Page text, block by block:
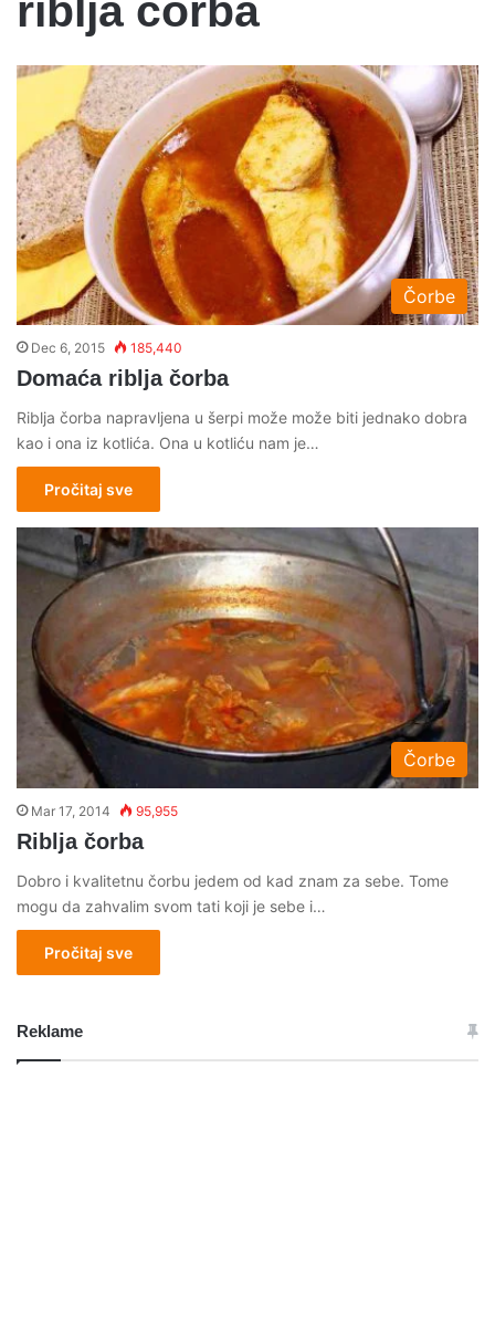
riblja corba
Čorbe
Dec 6, 2015 185,440
Domaća riblja čorba
Riblja čorba napravljena u šerpi može može biti jednako dobra
kao i ona iz kotlića. Ona u kotliću nam je…
Pročitaj sve
Čorbe
Mar 17, 2014 95,955
Riblja čorba
Dobro i kvalitetnu čorbu jedem od kad znam za sebe. Tome
mogu da zahvalim svom tati koji je sebe i…
Pročitaj sve
Reklame